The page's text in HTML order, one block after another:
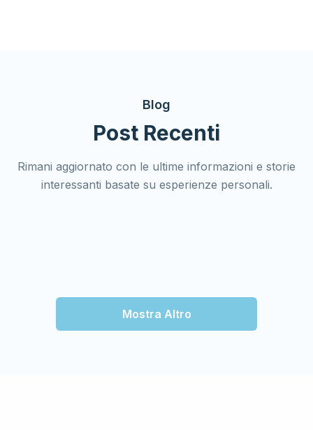
Blog
Post Recenti
Rimani aggiornato con le ultime informazioni e storie
interessanti basate su esperienze personali.
Mostra Altro